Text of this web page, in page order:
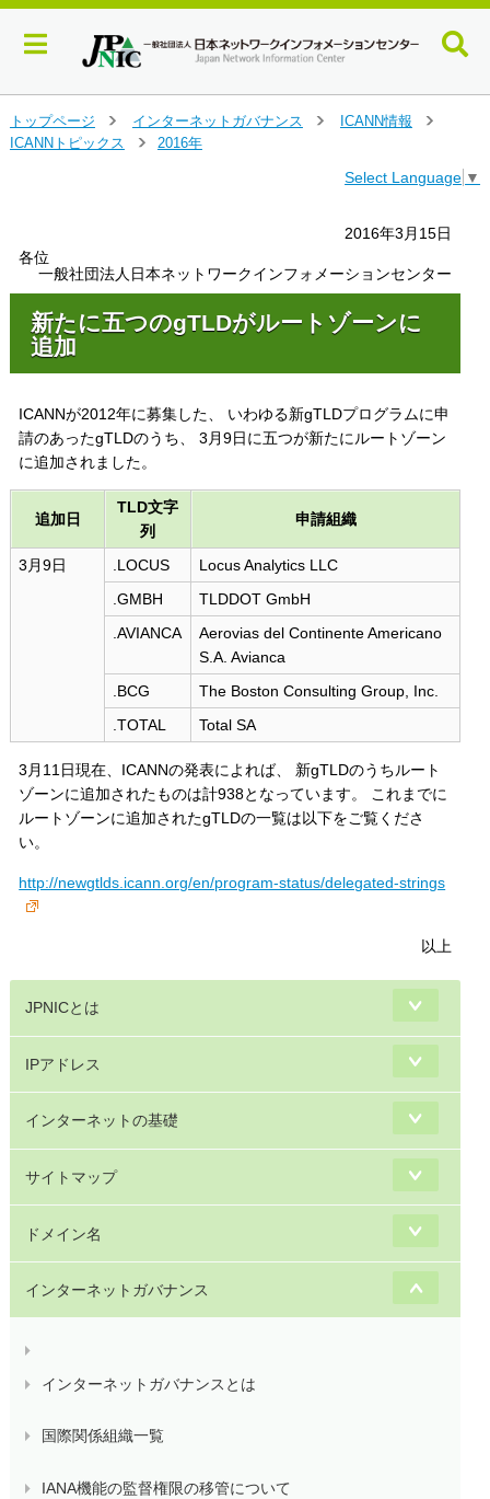
イ
へ
トップページ
＞
インターネットガバナンス
ICANN情報
ICANNトピックス
2016年
Select Language ▼
2016年3月15日
各位
一般社団法人日本ネットワークインフォメーションセンター
新たに五つのgTLDがルートゾーンに
追加
ICANNが2012年に募集した、 いわゆる新gTLDプログラムに申
請のあったgTLDのうち、 3月9日に五つが新たにルートゾーン
に追加されました。
追加日
TLD文字
列
申請組織
3月9日 .LOCUS
Locus Analytics LLC
.GMBH
TLDDOT GmbH
.AVIANCA
Aerovias del Continente Americano
S.A. Avianca
.BCG
The Boston Consulting Group, Inc.
.TOTAL
Total SA
3月11日現在、ICANNの発表によれば、 新gTLDのうちルート
ゾーンに追加されたものは計938となっています。 これまでに
ルートゾーンに追加されたgTLDの一覧は以下をご覧くださ
い。
http://newgtlds.icann.org/en/program-status/delegated-strings
以上
JPNICとは
IPアドレス
インターネットの基礎
サイトマップ
ドメイン名
インターネットガバナンス
インターネットガバナンスとは
国際関係組織一覧
IANA機能の監督権限の移管について